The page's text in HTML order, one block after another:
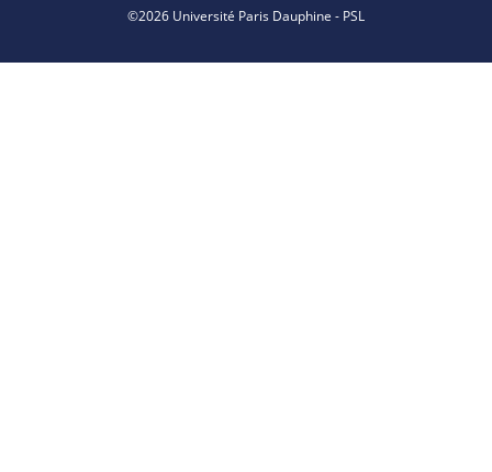
©2026 Université Paris Dauphine - PSL